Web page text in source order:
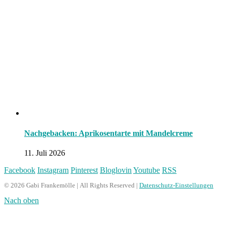
Nachgebacken: Aprikosentarte mit Mandelcreme
11. Juli 2026
Facebook Instagram Pinterest Bloglovin Youtube RSS
© 2026 Gabi Frankemölle | All Rights Reserved | Datenschutz-Einstellungen
Nach oben